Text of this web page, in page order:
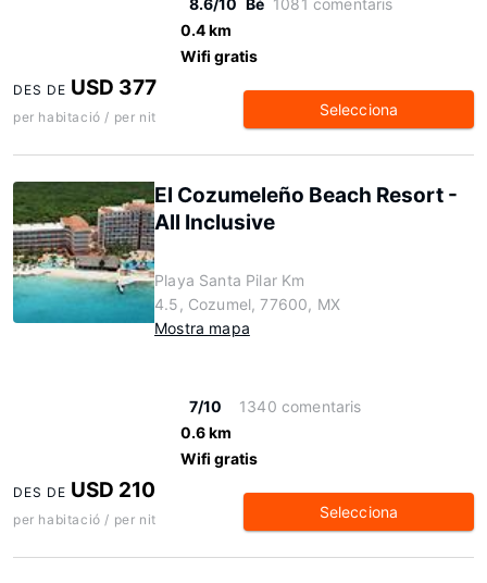
8.6/10 Bé 1081 comentaris
0.4 km
Wifi gratis
DES DE USD 377
per habitació / per nit Selecciona
El Cozumeleño Beach Resort -
All Inclusive
Playa Santa Pilar Km
4.5, Cozumel, 77600, MX
Mostra mapa
7/10
1340 comentaris
0.6 km
Wifi gratis
DES DE USD 210
per habitació / per nit Selecciona